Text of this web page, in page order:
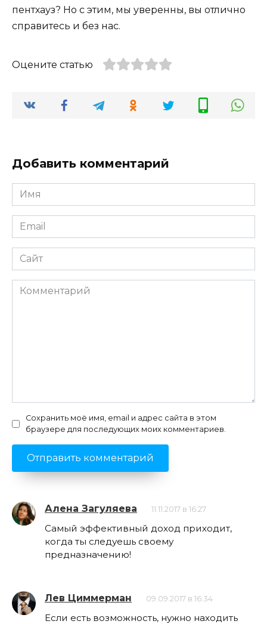
пентхауз? Но с этим, мы уверенны, вы отлично
справитесь и без нас.
Оцените статью
Добавить комментарий
Имя
*
Email
*
Сайт
Комментарий
Сохранить моё имя, email и адрес сайта в этом
браузере для последующих моих комментариев.
Алена Загуляева 11.11.2017 в 16:27
Самый эффективный доход приходит,
когда ты следуешь своему
предназначению!
Лев Циммерман 09.09.2017 в 16:34
Если есть возможность, нужно находить